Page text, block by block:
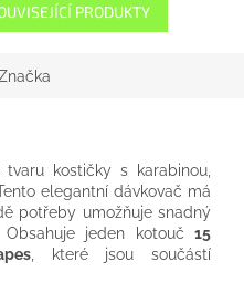
PRODUKTY
kostičky s karabinou,
elegantní dávkovač má
potřeby umožňuje snadný
jeden kotouč 15
, které jsou součástí